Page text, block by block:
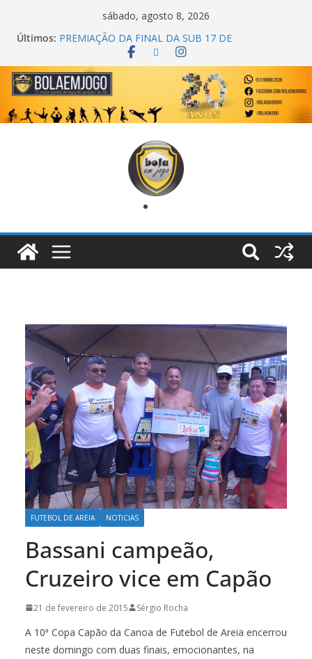
sábado, agosto 8, 2026
Últimos: PREMIAÇÃO DA FINAL DA SUB 17 DE
CACHOEIRINHA
AGEC CAMPEÃ DA 1ª COPA DA AMIZADE
CROSS FUT SM CAMPEÃ DO TORNEIO TURBO
AUTO CENTER
ONZE UNIDOS É BICAMPEÃO DA SUPER LIGA
METROPOLITANA
FUTEBOL DE AREIA NOTICIAS
Bassani campeão,
Cruzeiro vice em Capão
21 de fevereiro de 2015 Sérgio Rocha
A 10ª Copa Capão da Canoa de Futebol de Areia encerrou
neste domingo com duas finais, emocionantes, na